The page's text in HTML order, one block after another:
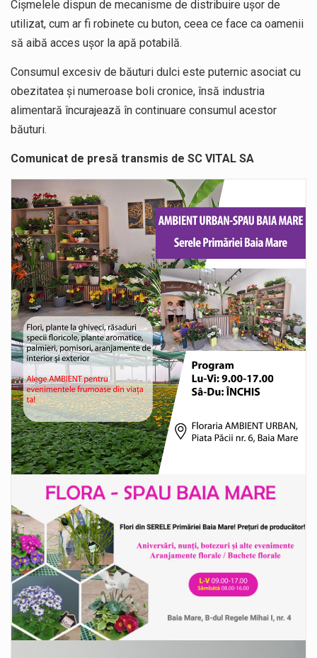
Cișmelele dispun de mecanisme de distribuire ușor de
utilizat, cum ar fi robinete cu buton, ceea ce face ca oamenii
să aibă acces ușor la apă potabilă.
Consumul excesiv de băuturi dulci este puternic asociat cu
obezitatea și numeroase boli cronice, însă industria
alimentară încurajează în continuare consumul acestor
băuturi.
Comunicat de presă transmis de SC VITAL SA